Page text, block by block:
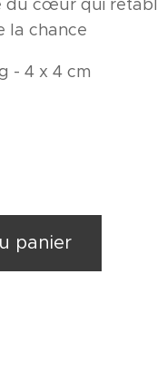
du cœur qui
la chance
- 4 x 4 cm
panier